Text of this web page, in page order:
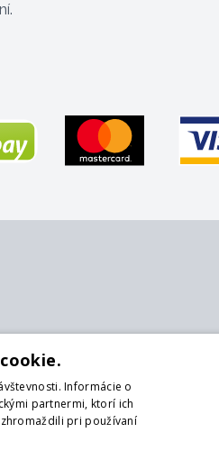
O nás
Obchodné podmienky
Informácie o
partnermi, ktorí ich
pri používaní